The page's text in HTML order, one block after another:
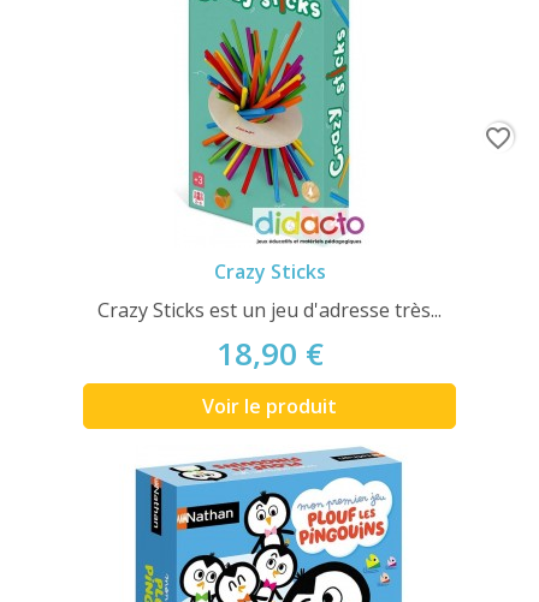
Crazy Sticks
Crazy Sticks est un jeu d'adresse très...
18,90 €
Voir le produit
favorite_border